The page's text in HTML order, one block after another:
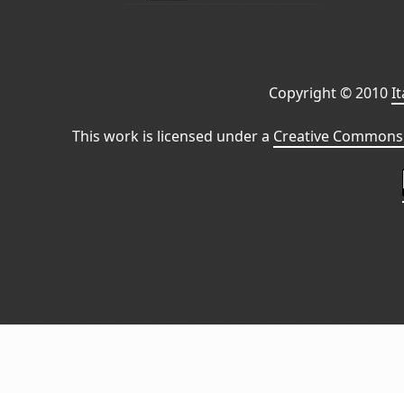
Copyright © 2010
This work is licensed under a Creative